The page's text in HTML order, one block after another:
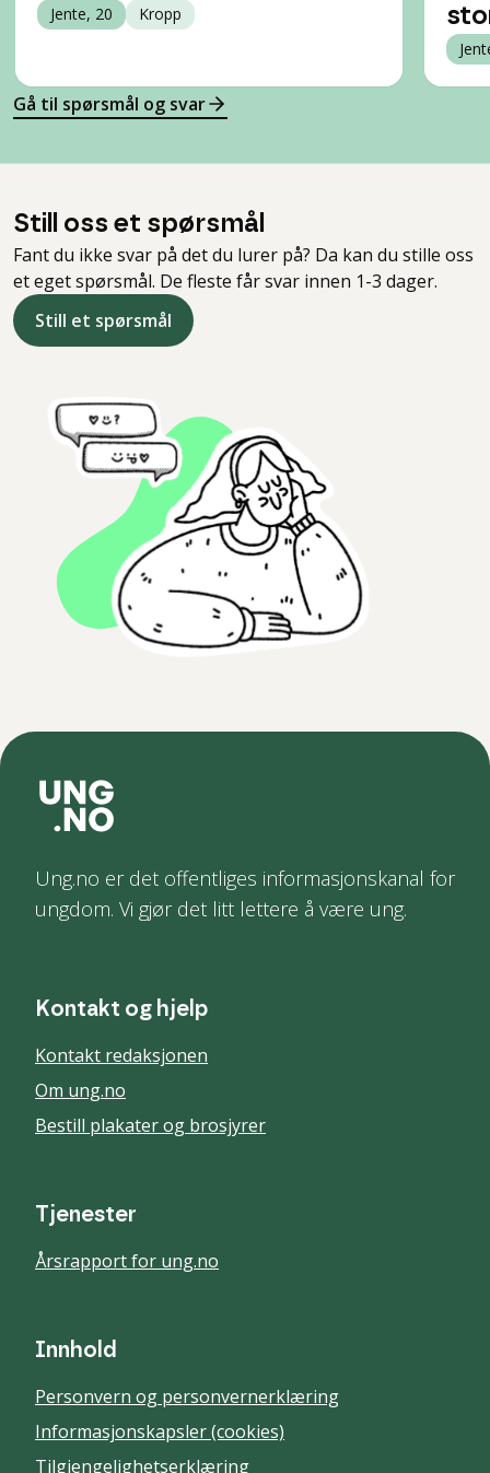
Jente, 20 Kropp
Gå til spørsmål og svar
Still oss et spørsmål
Fant du ikke svar på det du lurer på? Da kan du stille oss
et eget spørsmål. De fleste får svar innen 1-3 dager.
Still et spørsmål
Ung.no er det offentliges informasjonskanal for
ungdom. Vi gjør det litt lettere å være ung.
Kontakt og hjelp
Kontakt redaksjonen
Om ung.no
Bestill plakater og brosjyrer
Tjenester
Årsrapport for ung.no
Innhold
Personvern og personvernerklæring
Informasjonskapsler (cookies)
Tilgjengelighetserklæring